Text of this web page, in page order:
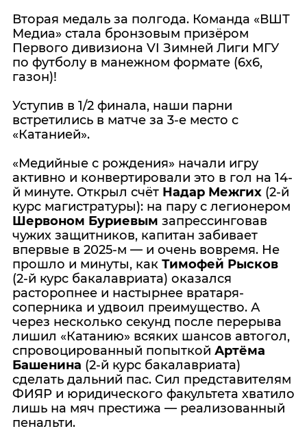
Вторая медаль за полгода. Команда «ВШТ
Медиа» стала бронзовым призёром
Первого дивизиона VI Зимней Лиги МГУ
по футболу в манежном формате (6x6,
газон)!
Уступив в 1/2 финала, наши парни
встретились в матче за 3-е место с
«Катанией».
«Медийные с рождения» начали игру
активно и конвертировали это в гол на 14-
й минуте. Открыл счёт Надар Межгих (2-й
курс магистратуры): на пару с легионером
Шервоном Буриевым запрессинговав
чужих защитников, капитан забивает
впервые в 2025-м — и очень вовремя. Не
прошло и минуты, как Тимофей Рысков
(2-й курс бакалавриата) оказался
расторопнее и настырнее вратаря-
соперника и удвоил преимущество. А
через несколько секунд после перерыва
лишил «Катанию» всяких шансов автогол,
спровоцированный попыткой Артёма
Башенина (2-й курс бакалавриата)
сделать дальний пас. Сил представителям
ФИЯР и юридического факультета хватило
лишь на мяч престижа — реализованный
пенальти.